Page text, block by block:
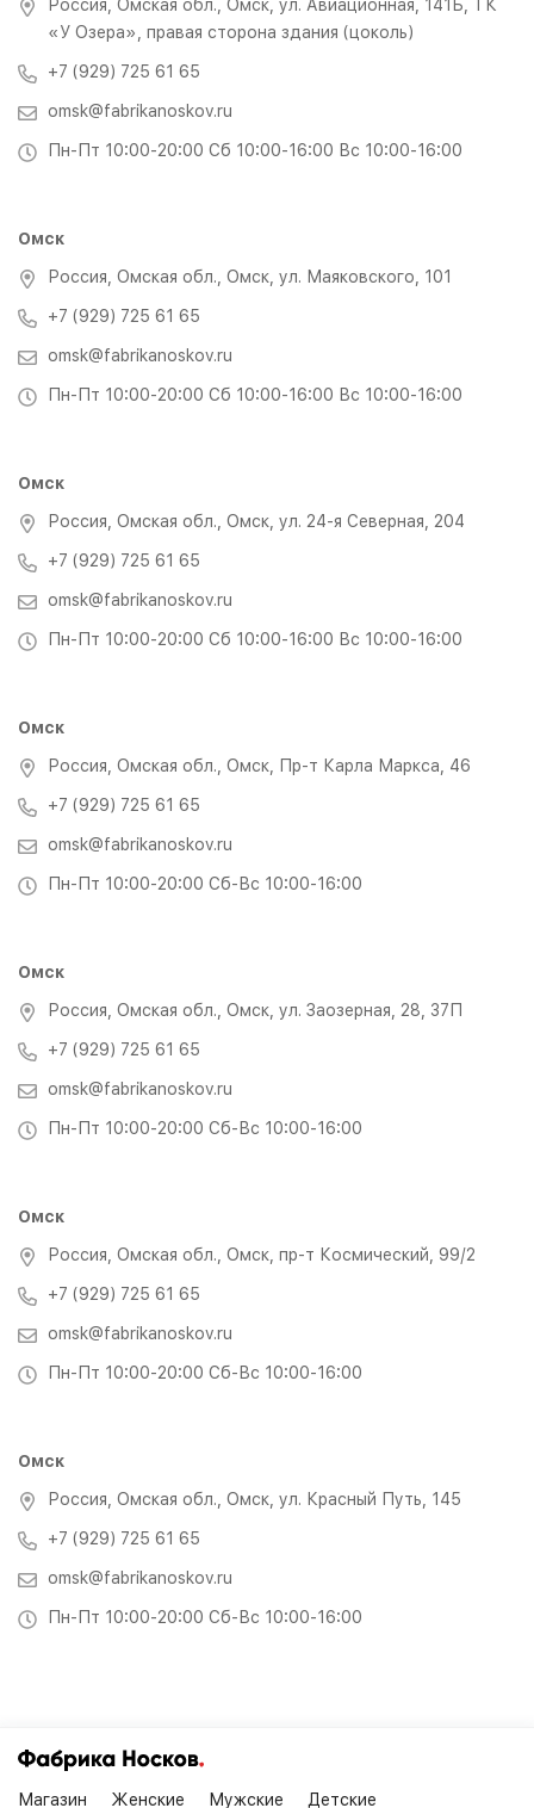
Россия, Омская обл., Омск, ул. Авиационная, 141Б, ТК
«У Озера», правая сторона здания (цоколь)
+7 (929) 725 61 65
omsk@fabrikanoskov.ru
Пн-Пт 10:00-20:00 Сб 10:00-16:00 Вс 10:00-16:00
Омск
Россия, Омская обл., Омск, ул. Маяковского, 101
+7 (929) 725 61 65
omsk@fabrikanoskov.ru
Пн-Пт 10:00-20:00 Сб 10:00-16:00 Вс 10:00-16:00
Омск
Россия, Омская обл., Омск, ул. 24-я Северная, 204
+7 (929) 725 61 65
omsk@fabrikanoskov.ru
Пн-Пт 10:00-20:00 Сб 10:00-16:00 Вс 10:00-16:00
Омск
Россия, Омская обл., Омск, Пр-т Карла Маркса, 46
+7 (929) 725 61 65
omsk@fabrikanoskov.ru
Пн-Пт 10:00-20:00 Сб-Вс 10:00-16:00
Омск
Россия, Омская обл., Омск, ул. Заозерная, 28, 37П
+7 (929) 725 61 65
omsk@fabrikanoskov.ru
Пн-Пт 10:00-20:00 Сб-Вс 10:00-16:00
Омск
Россия, Омская обл., Омск, пр-т Космический, 99/2
+7 (929) 725 61 65
omsk@fabrikanoskov.ru
Пн-Пт 10:00-20:00 Сб-Вс 10:00-16:00
Омск
Россия, Омская обл., Омск, ул. Красный Путь, 145
+7 (929) 725 61 65
omsk@fabrikanoskov.ru
Пн-Пт 10:00-20:00 Сб-Вс 10:00-16:00
Магазин Женские Мужские
Детские